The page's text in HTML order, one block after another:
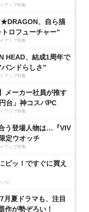
アップ特集
、自ら描
トロフューチャー”
アップ特集
HEAD、結成1周年で
バンドらしさ”
アップ特集
メーカー社員が推す
円台」神コスパPC
アップ特集
う登場人物は…『VIV
定ウオッチ
アップ特集
ピッ！ですぐに買え
ンピ
月夏ドラマも、注目
作が勢ぞろい！